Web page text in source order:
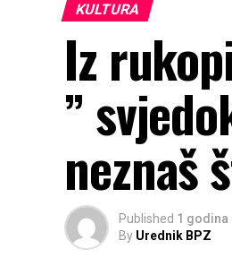
KULTURA
Iz
”
neznaš
Published 1 godina
By Urednik BPZ